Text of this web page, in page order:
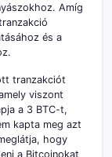
Amíg
és a
tranzakciót
viszont
a 3 BTC-t,
kapta meg azt
hogy
a Bitcoinokat